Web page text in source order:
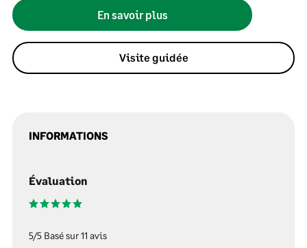
En savoir plus
Visite guidée
INFORMATIONS
Évaluation
5/5 Basé sur 11 avis